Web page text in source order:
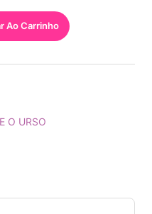
Ao Carrinho
O URSO